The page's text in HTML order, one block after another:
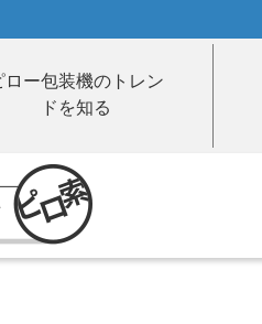
ロー包装機のトレン
ドを知る